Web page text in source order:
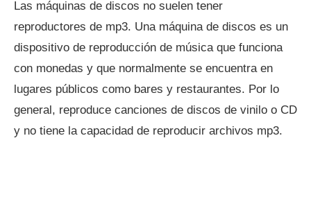
Las máquinas de discos no suelen tener
reproductores de mp3. Una máquina de discos es un
dispositivo de reproducción de música que funciona
con monedas y que normalmente se encuentra en
lugares públicos como bares y restaurantes. Por lo
general, reproduce canciones de discos de vinilo o CD
y no tiene la capacidad de reproducir archivos mp3.